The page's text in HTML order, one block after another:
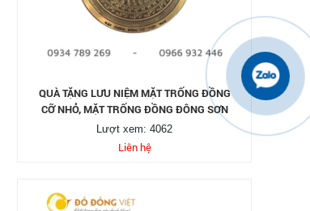
QUÀ TẶNG LƯU NIỆM MẶT TRỐNG ĐỒNG
CỠ NHỎ, MẶT TRỐNG ĐỒNG ĐÔNG SƠN
Lượt xem: 4062
Liên hệ